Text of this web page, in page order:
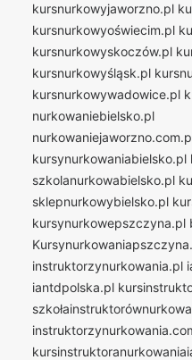
kursnurkowyjaworzno.pl
kursnurkowyoświecim.pl
kursnurkowyskoczów.pl
kursnurkowyśląsk.pl
kursnurkowywadowice.pl
nurkowaniebielsko.pl
kursynurkowaniabielsko.pl
szkolanurkowabielsko.pl
sklepnurkowybielsko.pl
kursynurkowepszczyna.pl
instruktorzynurkowania.pl
iantdpolska.pl